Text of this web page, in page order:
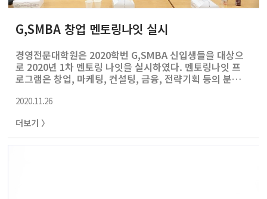
G,SMBA 창업 멘토링나잇 실시
경영전문대학원은 2020학번 G,SMBA 신입생들을 대상으
로 2020년 1차 멘토링 나잇을 실시하였다. 멘토링나잇 프
로그램은 창업, 마케팅, 컨설팅, 금융, 전략기획 등의 분야
링을 진행하는 프로그램이다. 참석 학생들은 현업에 재직하
의 커리어 패스에 대해 조언을 들을 수 있다. 10월 28일(수)
강남역에서 실시된 멘토링나잇에는 GMBA 5기 김현수,
GMBA 6기 민명준, GMBA 7기 정혜인, SMBA 2기 위견 동
2020.11.26
더보기 〉